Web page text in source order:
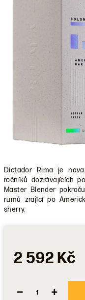
Dictador Rima je
ročníků dozrávajících
Master Blender
rumů zrající po
sherry.
2 592 Kč
+
−